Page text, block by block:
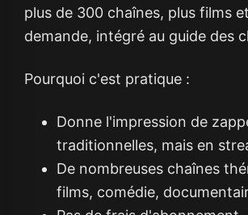
plus de 300 chaînes, plus films
demande, intégré au guide des
Pourquoi c'est pratique :
Donne l'impression de
traditionnelles, mais en
De nombreuses chaînes
films, comédie,